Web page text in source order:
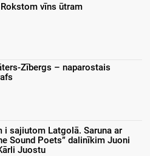
vīns ūtram
Zībergs – naparostais
i sajiutom Latgolā. Saruna ar
Sound Poets” dalinīkim Juoni
Juostu